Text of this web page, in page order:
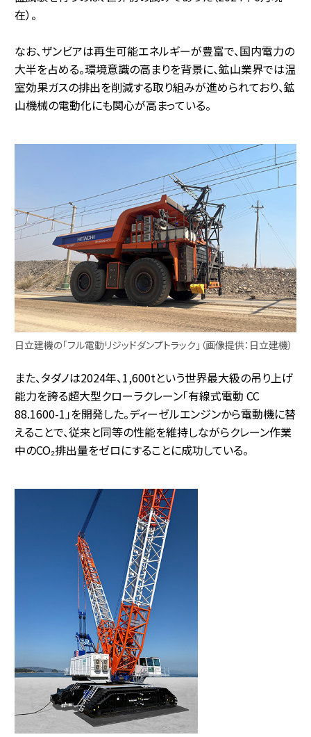
在）。
なお、ザンビアは再生可能エネルギーが豊富で、国内電力の
大半を占める。環境意識の高まりを背景に、鉱山業界では温
室効果ガスの排出を削減する取り組みが進められており、鉱
山機械の電動化にも関心が高まっている。
日立建機の「フル電動リジッドダンプトラック」（画像提供：日立建機）
また、タダノは2024年、1,600tという世界最大級の吊り上げ
能力を誇る超大型クローラクレーン「有線式電動 CC
88.1600-1」を開発した。ディーゼルエンジンから電動機に替
えることで、従来と同等の性能を維持しながらクレーン作業
中のCO₂排出量をゼロにすることに成功している。